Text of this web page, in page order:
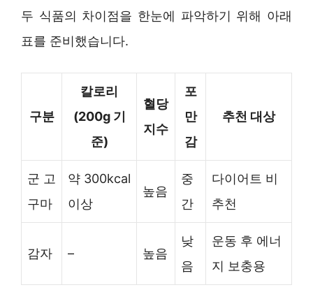
두 식품의 차이점을 한눈에 파악하기 위해 아래
표를 준비했습니다.
구분
칼로리
(200g 기
준)
혈당
지수
포
만
감
추천 대상
군 고
구마
약 300kcal
이상
높음
중
간
다이어트 비
추천
감자 – 높음
낮
음
운동 후 에너
지 보충용